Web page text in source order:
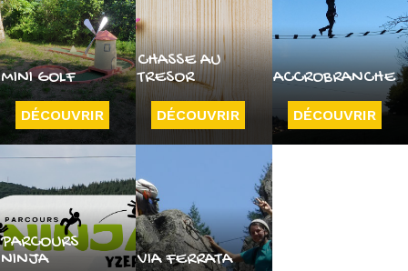
MINI GOLF
DÉCOUVRIR
CHASSE AU
TRESOR
DÉCOUVRIR
ACCROBRANCHE
DÉCOUVRIR
PARCOURS
NINJA
VIA FERRATA